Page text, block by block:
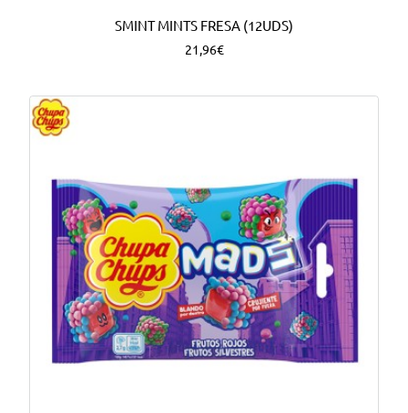
SMINT MINTS FRESA (12UDS)
21,96€